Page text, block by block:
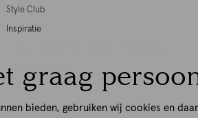
graag
bieden, gebruiken wij cookies en
Style Club
Inspiratie
Werken bij Shoeby
Download de iOS App
Download de Android App